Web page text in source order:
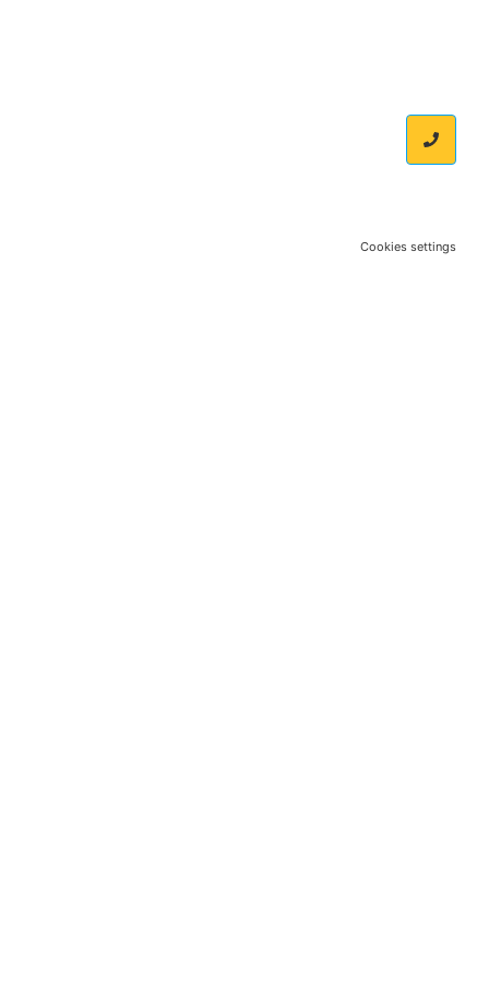
Cookies settings